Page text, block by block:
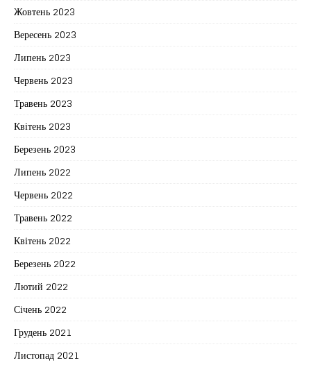
Жовтень 2023
Вересень 2023
Липень 2023
Червень 2023
Травень 2023
Квітень 2023
Березень 2023
Липень 2022
Червень 2022
Травень 2022
Квітень 2022
Березень 2022
Лютий 2022
Січень 2022
Грудень 2021
Листопад 2021